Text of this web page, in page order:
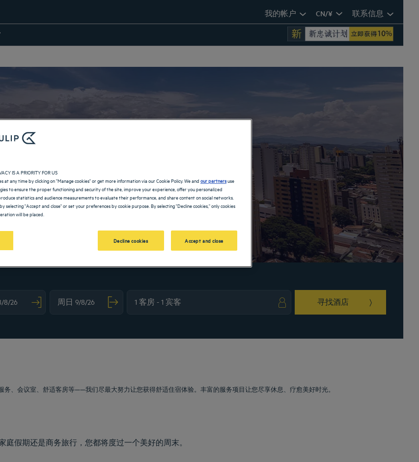
我的帐户 CN/¥ 联系信息
-杜斯坎普斯的酒店
返回巴西页面
寻找酒店
、会议室、舒适客房等——我们尽最大努力让您获得舒适住宿体验。丰富的服务项目让您尽享休息、疗愈美好时光。
假期还是商务旅行，您都将度过一个美好的周末。
IS A PRIORITY FOR US
at any time by clicking on "Manage cookies" or get more information via our Cookie Policy. We andour partnersuse
to ensure the proper functioning and security of the site, improve your experience, offer you personalized
statistics and audience measurements to evaluate their performance, and share content on social networks.
selecting "Accept and close" or set your preferences by cookie purpose. By selecting "Decline cookies," only cookies
will be placed.
Decline cookies Accept and close